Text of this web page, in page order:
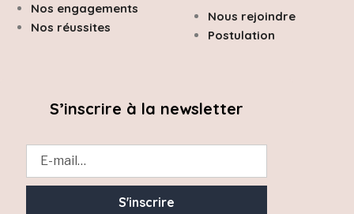
Nous rejoindre
Postulation
Nos engagements
Nos réussites
S’inscrire à la newsletter